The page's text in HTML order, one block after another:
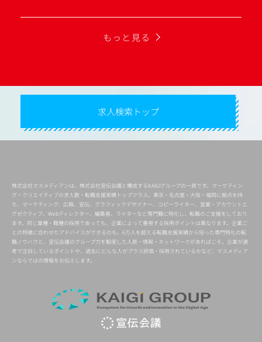
もっと見る
求人検索トップ
株式会社マスメディアンは、株式会社宣伝会議と構成するKAIGIグループの一員です。マーケティン
グ・クリエイティブの求人数・転職支援実績トップクラス。東京・名古屋・大阪・福岡に拠点を持
ち、マーケティング、広報、宣伝、グラフィックデザイナー、コピーライター、営業・アカウントエ
グゼクティブ、Webディレクター、編集者、ライターなど専門職に特化し、転職のご支援をしており
ます。同じ業種・職種の採用であっても、企業によって重視する採用ポイントは異なります。企業ご
との特徴に合わせたアドバイスができるのも、6万人を超える転職支援実績から培った専門特化の転
職ノウハウと、宣伝会議のグループ力を駆使した人脈・情報・ネットワークがあればこそ。企業が選
考で注目しているポイントや、過去にどんな人がプラス評価・採用されているかなど、マスメディア
ンならではの情報をお伝えします。